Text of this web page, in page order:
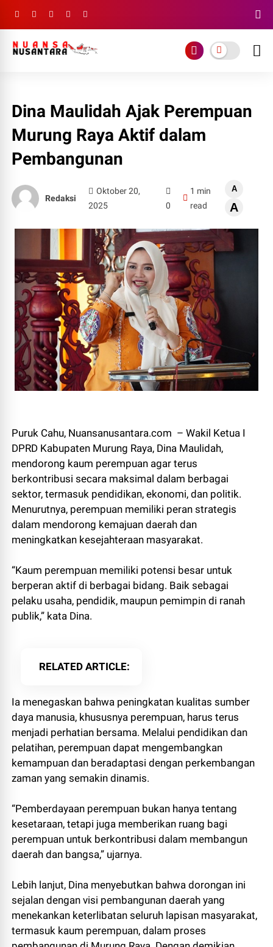
Dina Maulidah Ajak Perempuan
Murung Raya Aktif dalam
Pembangunan
Redaksi
Oktober 20,
2025
0
1 min
read
A
A
Puruk Cahu, Nuansanusantara.com – Wakil Ketua I
DPRD Kabupaten Murung Raya, Dina Maulidah,
mendorong kaum perempuan agar terus
berkontribusi secara maksimal dalam berbagai
sektor, termasuk pendidikan, ekonomi, dan politik.
Menurutnya, perempuan memiliki peran strategis
dalam mendorong kemajuan daerah dan
meningkatkan kesejahteraan masyarakat.
“Kaum perempuan memiliki potensi besar untuk
berperan aktif di berbagai bidang. Baik sebagai
pelaku usaha, pendidik, maupun pemimpin di ranah
publik,” kata Dina.
RELATED ARTICLE
Ia menegaskan bahwa peningkatan kualitas sumber
daya manusia, khususnya perempuan, harus terus
menjadi perhatian bersama. Melalui pendidikan dan
pelatihan, perempuan dapat mengembangkan
kemampuan dan beradaptasi dengan perkembangan
zaman yang semakin dinamis.
“Pemberdayaan perempuan bukan hanya tentang
kesetaraan, tetapi juga memberikan ruang bagi
perempuan untuk berkontribusi dalam membangun
daerah dan bangsa,” ujarnya.
Lebih lanjut, Dina menyebutkan bahwa dorongan ini
sejalan dengan visi pembangunan daerah yang
menekankan keterlibatan seluruh lapisan masyarakat,
termasuk kaum perempuan, dalam proses